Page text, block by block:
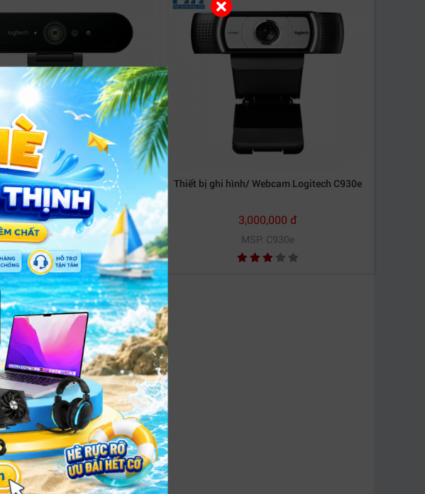
Logitech Brio Ultra HD Pro
6,680,000 đ
MSP: Brio
Thiết bị ghi hình/ Webcam Logitech C930e
3,000,000 đ
MSP: C930e